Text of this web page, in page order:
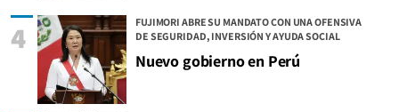
FUJIMORI ABRE SU MANDATO CON UNA OFENSIVA
DE SEGURIDAD, INVERSIÓN Y AYUDA SOCIAL
Nuevo gobierno en Perú
4